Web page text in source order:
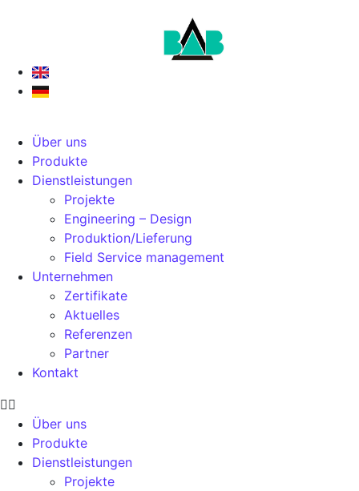
Über uns
Produkte
Dienstleistungen
Projekte
Engineering – Design
Produktion/Lieferung
Field Service management
Unternehmen
Zertifikate
Aktuelles
Referenzen
Partner
Kontakt
Über uns
Produkte
Dienstleistungen
Projekte